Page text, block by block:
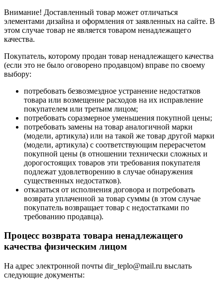
Внимание! Доставленный товар может отличаться
элементами дизайна и оформления от заявленных на сайте. В
этом случае товар не является товаром ненадлежащего
качества.
Покупатель, которому продан товар ненадлежащего качества
(если это не было оговорено продавцом) вправе по своему
выбору:
потребовать безвозмездное устранение недостатков
товара или возмещение расходов на их исправление
покупателем или третьим лицом;
потребовать соразмерное уменьшения покупной цены;
потребовать замены на товар аналогичной марки
(модели, артикула) или на такой же товар другой марки
(модели, артикула) с соответствующим перерасчетом
покупной цены (в отношении технически сложных и
дорогостоящих товаров эти требования покупателя
подлежат удовлетворению в случае обнаружения
существенных недостатков).
отказаться от исполнения договора и потребовать
возврата уплаченной за товар суммы (в этом случае
покупатель возвращает товар с недостатками по
требованию продавца).
Процесс возврата товара ненадлежащего
качества физическим лицом
На адрес электронной почты dir_teplo@mail.ru выслать
следующие документы: